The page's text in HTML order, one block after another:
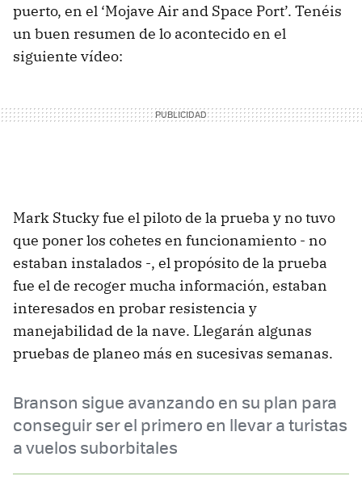
puerto, en el ‘Mojave Air and Space Port’. Tenéis
un buen resumen de lo acontecido en el
siguiente vídeo:
Mark Stucky fue el piloto de la prueba y no tuvo
que poner los cohetes en funcionamiento - no
estaban instalados -, el propósito de la prueba
fue el de recoger mucha información, estaban
interesados en probar resistencia y
manejabilidad de la nave. Llegarán algunas
pruebas de planeo más en sucesivas semanas.
Branson sigue avanzando en su plan para
conseguir ser el primero en llevar a turistas
a vuelos suborbitales